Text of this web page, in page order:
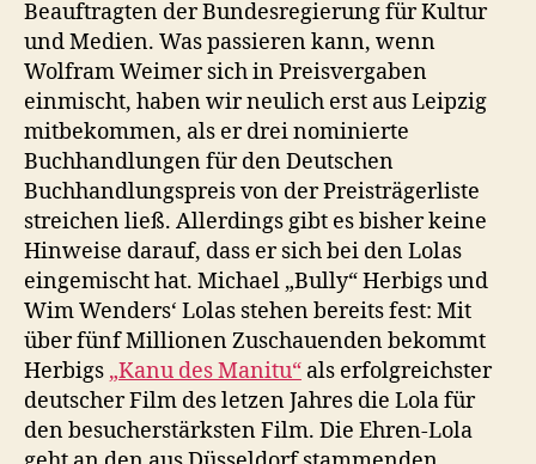
Beauftragten der Bundesregierung für Kultur
und Medien. Was passieren kann, wenn
Wolfram Weimer sich in Preisvergaben
einmischt, haben wir neulich erst aus Leipzig
mitbekommen, als er drei nominierte
Buchhandlungen für den Deutschen
Buchhandlungspreis von der Preisträgerliste
streichen ließ. Allerdings gibt es bisher keine
Hinweise darauf, dass er sich bei den Lolas
eingemischt hat. Michael „Bully“ Herbigs und
Wim Wenders‘ Lolas stehen bereits fest: Mit
über fünf Millionen Zuschauenden bekommt
Herbigs „Kanu des Manitu“ als erfolgreichster
deutscher Film des letzen Jahres die Lola für
den besucherstärksten Film. Die Ehren-Lola